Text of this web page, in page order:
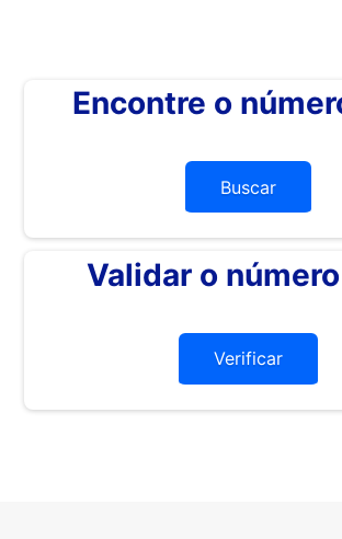
Encontre o
Buscar
Validar o número
Verificar